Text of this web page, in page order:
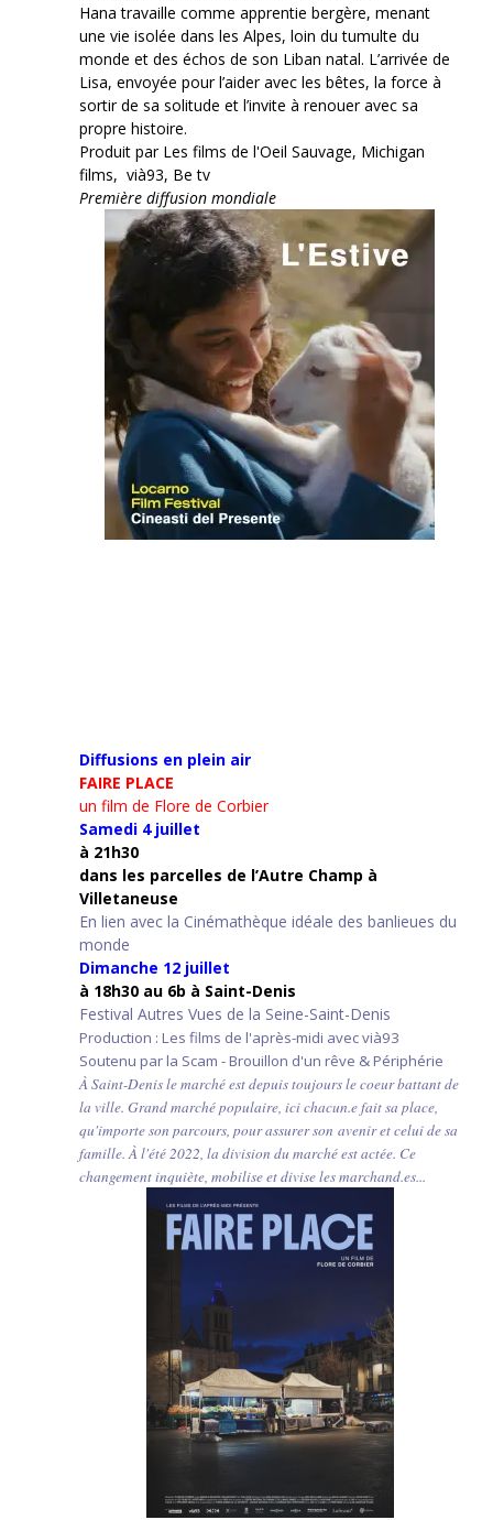
Hana travaille comme apprentie bergère, menant
une vie isolée dans les Alpes, loin du tumulte du
monde et des échos de son Liban natal. L’arrivée de
Lisa, envoyée pour l’aider avec les bêtes, la force à
sortir de sa solitude et l’invite à renouer avec sa
propre histoire.
Produit par Les films de l'Oeil Sauvage, Michigan
films, vià93, Be tv
Première diffusion mondiale
Diffusions en plein air
FAIRE PLACE
un film de Flore de Corbier
Samedi 4 juillet
à 21h30
dans les parcelles de l’Autre Champ à
Villetaneuse
En lien avec la Cinémathèque idéale des banlieues du
monde
Dimanche 12 juillet
à 18h30 au 6b à Saint-Denis
Festival Autres Vues de la Seine-Saint-Denis
Production : Les films de l'après-midi avec vià93
Soutenu par la Scam - Brouillon d'un rêve & Périphérie
À Saint-Denis le marché est depuis toujours le coeur battant de
la ville. Grand marché populaire, ici chacun.e fait sa place,
qu'importe son parcours, pour assurer son avenir et celui de sa
famille. À l'été 2022, la division du marché est actée. Ce
changement inquiète, mobilise et divise les marchand.es...